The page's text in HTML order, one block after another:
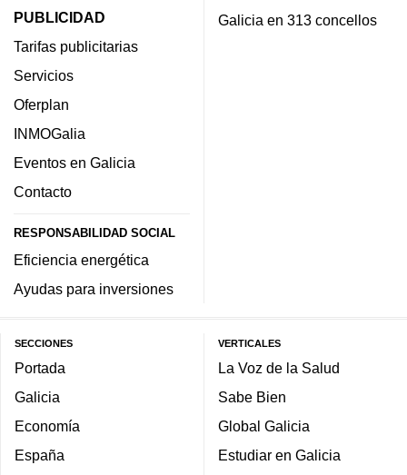
PUBLICIDAD
Tarifas publicitarias
Servicios
Oferplan
INMOGalia
Eventos en Galicia
Contacto
RESPONSABILIDAD SOCIAL
Eficiencia energética
Ayudas para inversiones
Galicia en 313 concellos
SECCIONES
Portada
Galicia
Economía
España
VERTICALES
La Voz de la Salud
Sabe Bien
Global Galicia
Estudiar en Galicia